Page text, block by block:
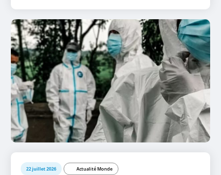
22 juillet 2026 Actualité Monde